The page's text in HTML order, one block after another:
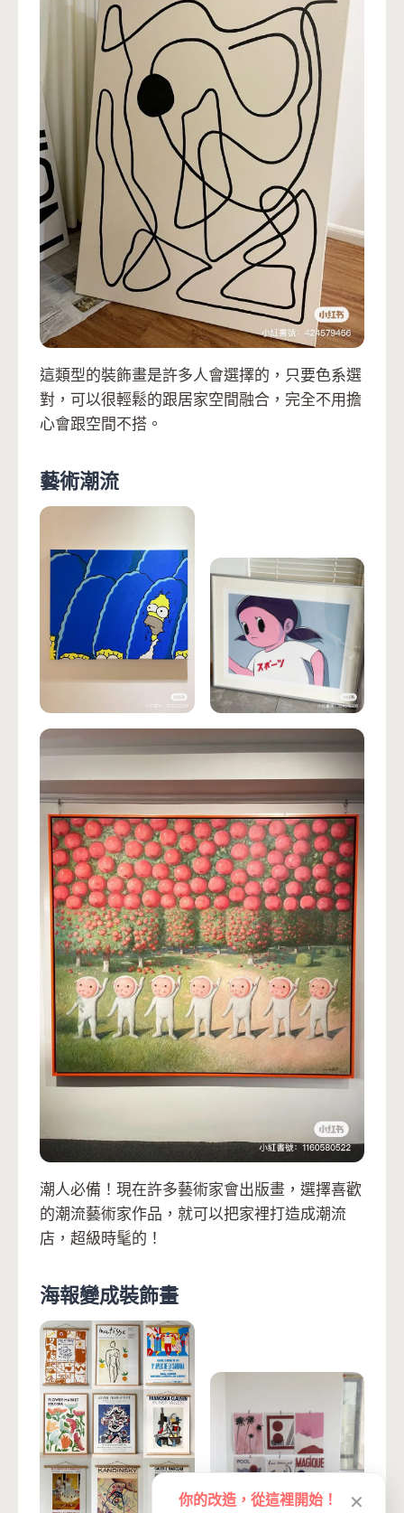
這類型的裝飾畫是許多人會選擇的，只要色系選
對，可以很輕鬆的跟居家空間融合，完全不用擔
心會跟空間不搭。
藝術潮流
潮人必備！現在許多藝術家會出版畫，選擇喜歡
的潮流藝術家作品，就可以把家裡打造成潮流
店，超級時髦的！
海報變成裝飾畫
你的改造，從這裡開始！ ✕